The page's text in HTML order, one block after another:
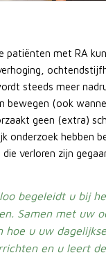
patiënten met RA
steeds meer
bewegen (ook
geen (extra)
onderzoek hebben
verloren zijn
begeleidt u bij
Samen met uw
hoe u uw
en u leert